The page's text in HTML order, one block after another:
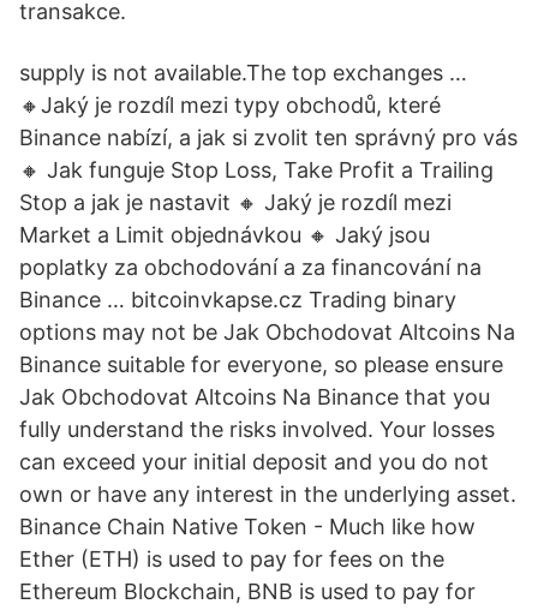
transakce.
supply is not available.The top exchanges …
🔸️Jaký je rozdíl mezi typy obchodů, které
Binance nabízí, a jak si zvolit ten správný pro vás
🔸️ Jak funguje Stop Loss, Take Profit a Trailing
Stop a jak je nastavit 🔸️ Jaký je rozdíl mezi
Market a Limit objednávkou 🔸️ Jaký jsou
poplatky za obchodování a za financování na
Binance … bitcoinvkapse.cz Trading binary
options may not be Jak Obchodovat Altcoins Na
Binance suitable for everyone, so please ensure
Jak Obchodovat Altcoins Na Binance that you
fully understand the risks involved. Your losses
can exceed your initial deposit and you do not
own or have any interest in the underlying asset.
Binance Chain Native Token - Much like how
Ether (ETH) is used to pay for fees on the
Ethereum Blockchain, BNB is used to pay for